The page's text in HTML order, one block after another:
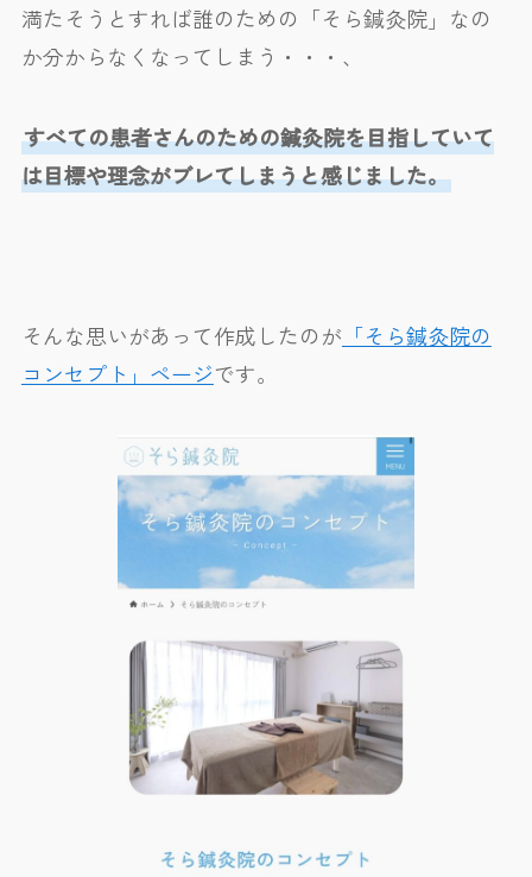
満たそうとすれば誰のための「そら鍼灸院」なの
か分からなくなってしまう・・・、
すべての患者さんのための鍼灸院を目指していて
は目標や理念がブレてしまうと感じました。
そんな思いがあって作成したのが 「そら鍼灸院の
コンセプト」ページです。